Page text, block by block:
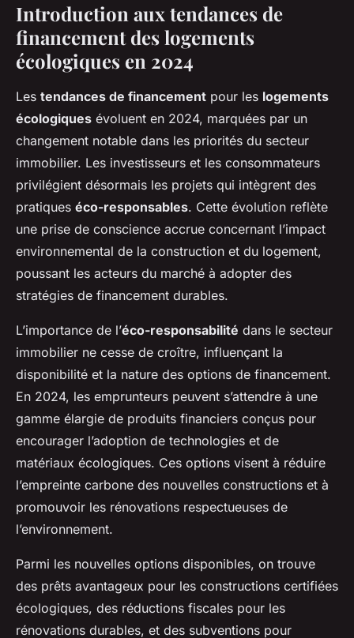
Aperçu des Nouvelles
Perspectives de Financement
des Logements Écologiques en
2024
Introduction aux tendances de
financement des logements
écologiques en 2024
Les tendances de financement pour les logements
écologiques évoluent en 2024, marquées par un
changement notable dans les priorités du secteur
immobilier. Les investisseurs et les consommateurs
privilégient désormais les projets qui intègrent des
pratiques éco-responsables. Cette évolution reflète
une prise de conscience accrue concernant l’impact
environnemental de la construction et du logement,
poussant les acteurs du marché à adopter des
stratégies de financement durables.
L’importance de l’éco-responsabilité dans le secteur
immobilier ne cesse de croître, influençant la
disponibilité et la nature des options de financement.
En 2024, les emprunteurs peuvent s’attendre à une
gamme élargie de produits financiers conçus pour
encourager l’adoption de technologies et de
matériaux écologiques. Ces options visent à réduire
l’empreinte carbone des nouvelles constructions et à
promouvoir les rénovations respectueuses de
l’environnement.
Parmi les nouvelles options disponibles, on trouve
des prêts avantageux pour les constructions certifiées
écologiques, des réductions fiscales pour les
rénovations durables, et des subventions pour